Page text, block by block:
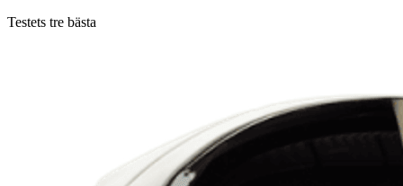
Testets tre bästa